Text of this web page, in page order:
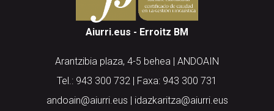
Aiurri.eus - Erroitz BM
Arantzibia plaza, 4-5 behea | ANDOAIN
Tel.: 943 300 732 | Faxa: 943 300 731
andoain@aiurri.eus | idazkaritza@aiurri.eus